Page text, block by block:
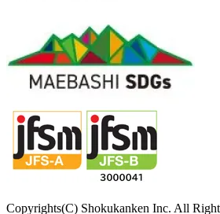
Copyrights(C) Shokukanken Inc. All